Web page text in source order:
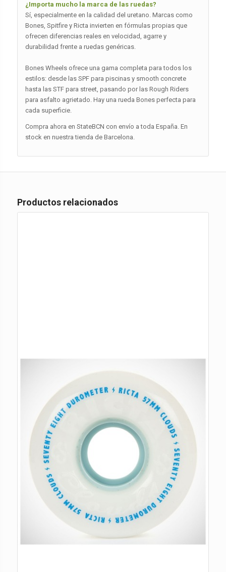
¿Importa mucho la marca de las ruedas?
Sí, especialmente en la calidad del uretano. Marcas como
Bones, Spitfire y Ricta invierten en fórmulas propias que
ofrecen diferencias reales en velocidad, agarre y
durabilidad frente a ruedas genéricas.
Bones Wheels ofrece una gama completa para todos los
estilos: desde las SPF para piscinas y smooth concrete
hasta las STF para street, pasando por las Rough Riders
para asfalto agrietado. Hay una rueda Bones perfecta para
cada superficie.
Compra ahora en StateBCN con envío a toda España. En
stock en nuestra tienda de Barcelona.
Productos relacionados